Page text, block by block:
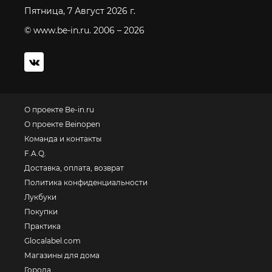
Пятница, 7 Август 2026 г.
© www.be-in.ru. 2006 – 2026
О проекте Be-in.ru
О проекте Beinopen
Команда и контакты
F.A.Q.
Доставка, оплата, возврат
Политика конфиденциальности
Лукбуки
Покупки
Практика
Glocalabel.com
Магазины для дома
Города